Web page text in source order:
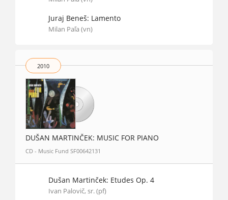
Juraj Beneš: Lamento
Milan Paľa (vn)
2010
DUŠAN MARTINČEK: MUSIC FOR PIANO
CD - Music Fund SF00642131
Dušan Martinček: Etudes Op. 4
Ivan Palovič, sr. (pf)